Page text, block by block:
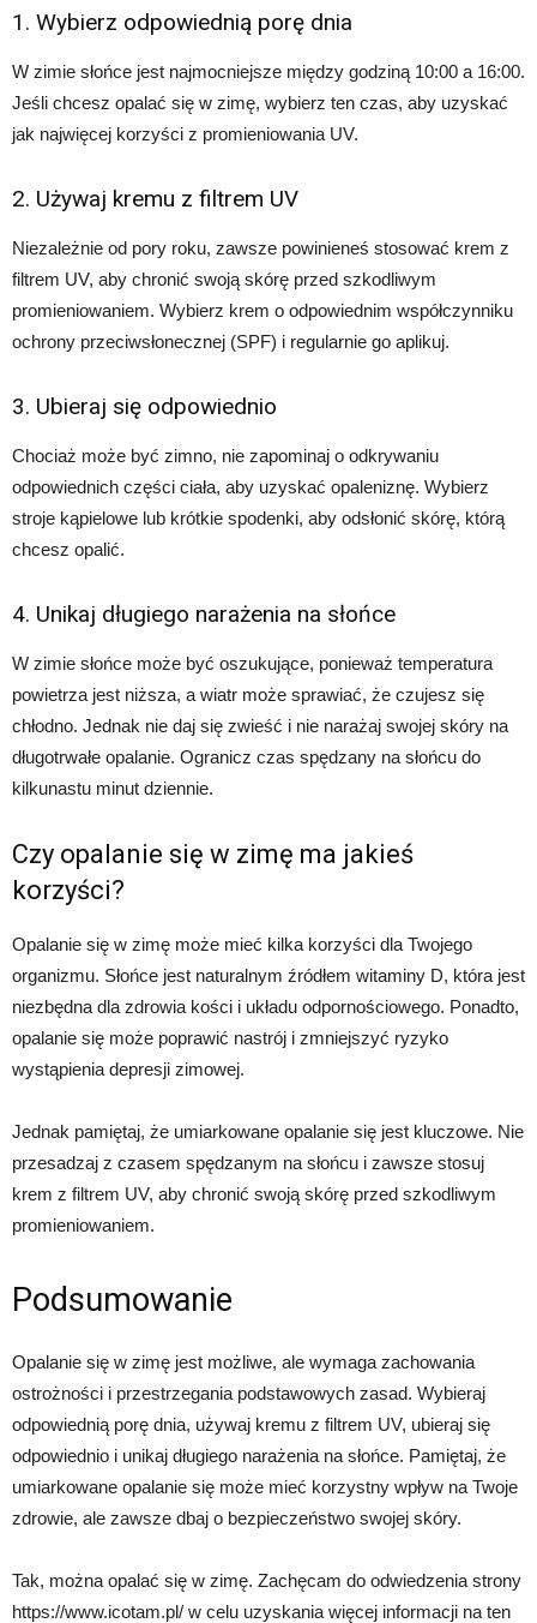
1. Wybierz odpowiednią porę dnia
W zimie słońce jest najmocniejsze między godziną 10:00 a 16:00.
Jeśli chcesz opalać się w zimę, wybierz ten czas, aby uzyskać
jak najwięcej korzyści z promieniowania UV.
2. Używaj kremu z filtrem UV
Niezależnie od pory roku, zawsze powinieneś stosować krem z
filtrem UV, aby chronić swoją skórę przed szkodliwym
promieniowaniem. Wybierz krem o odpowiednim współczynniku
ochrony przeciwsłonecznej (SPF) i regularnie go aplikuj.
3. Ubieraj się odpowiednio
Chociaż może być zimno, nie zapominaj o odkrywaniu
odpowiednich części ciała, aby uzyskać opaleniznę. Wybierz
stroje kąpielowe lub krótkie spodenki, aby odsłonić skórę, którą
chcesz opalić.
4. Unikaj długiego narażenia na słońce
W zimie słońce może być oszukujące, ponieważ temperatura
powietrza jest niższa, a wiatr może sprawiać, że czujesz się
chłodno. Jednak nie daj się zwieść i nie narażaj swojej skóry na
długotrwałe opalanie. Ogranicz czas spędzany na słońcu do
kilkunastu minut dziennie.
Czy opalanie się w zimę ma jakieś
korzyści?
Opalanie się w zimę może mieć kilka korzyści dla Twojego
organizmu. Słońce jest naturalnym źródłem witaminy D, która jest
niezbędna dla zdrowia kości i układu odpornościowego. Ponadto,
opalanie się może poprawić nastrój i zmniejszyć ryzyko
wystąpienia depresji zimowej.
Jednak pamiętaj, że umiarkowane opalanie się jest kluczowe. Nie
przesadzaj z czasem spędzanym na słońcu i zawsze stosuj
krem z filtrem UV, aby chronić swoją skórę przed szkodliwym
promieniowaniem.
Podsumowanie
Opalanie się w zimę jest możliwe, ale wymaga zachowania
ostrożności i przestrzegania podstawowych zasad. Wybieraj
odpowiednią porę dnia, używaj kremu z filtrem UV, ubieraj się
odpowiednio i unikaj długiego narażenia na słońce. Pamiętaj, że
umiarkowane opalanie się może mieć korzystny wpływ na Twoje
zdrowie, ale zawsze dbaj o bezpieczeństwo swojej skóry.
Tak, można opalać się w zimę. Zachęcam do odwiedzenia strony
https://www.icotam.pl/ w celu uzyskania więcej informacji na ten